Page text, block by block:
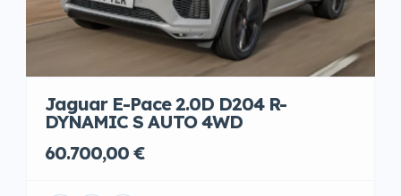
Jaguar E-Pace 2.0D D204 R-
DYNAMIC S AUTO 4WD
60.700,00 €